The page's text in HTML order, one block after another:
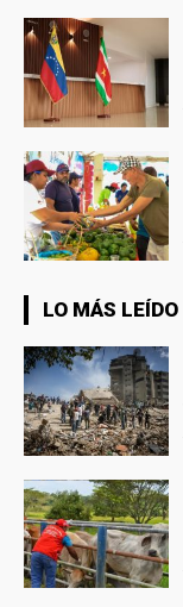
LO MÁS LEÍDO